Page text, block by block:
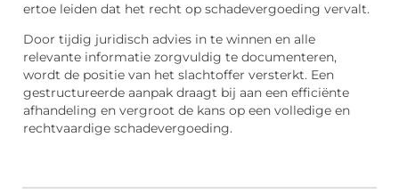
ertoe leiden dat het recht op schadevergoeding vervalt.
Door tijdig juridisch advies in te winnen en alle
relevante informatie zorgvuldig te documenteren,
wordt de positie van het slachtoffer versterkt. Een
gestructureerde aanpak draagt bij aan een efficiënte
afhandeling en vergroot de kans op een volledige en
rechtvaardige schadevergoeding.